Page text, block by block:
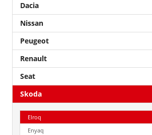
Dacia
Nissan
Peugeot
Renault
Seat
Skoda
Elroq
Enyaq